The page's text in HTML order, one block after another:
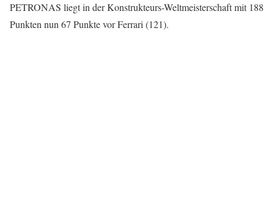
PETRONAS liegt in der Konstrukteurs-Weltmeisterschaft mit 188
Punkten nun 67 Punkte vor Ferrari (121).